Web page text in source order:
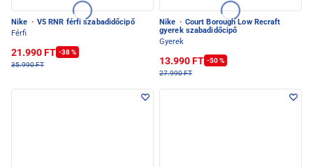
Nike · V5 RNR férfi szabadidőcipő
Férfi
21.990 FT -38 %
35.990 FT
Nike · Court Borough Low Recraft
gyerek szabadidőcipő
Gyerek
13.990 FT -50 %
27.990 FT